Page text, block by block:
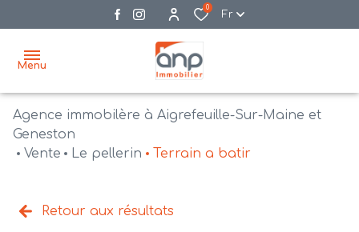
0
Fr
Menu
accueil
vente
Agence immobilère à Aigrefeuille-Sur-Maine et
Geneston
Vente
Le pellerin Terrain a batir
Retour aux résultats